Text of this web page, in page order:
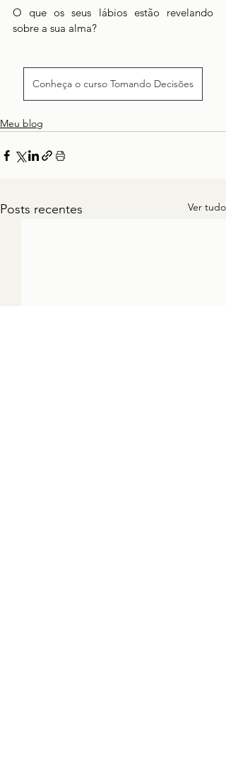
O que os seus lábios estão revelando
sobre a sua alma?
Conheça o curso Tomando Decisões
Meu blog
Posts recentes Ver tudo